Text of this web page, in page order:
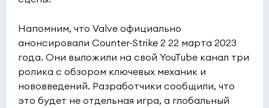
Напомним, что Valve официально
анонсировали Counter-Strike 2 22 марта 2023
года. Они выложили на свой YouTube канал три
ролика с обзором ключевых механик и
нововведений. Разработчики сообщили, что
это будет не отдельная игра, а глобальный